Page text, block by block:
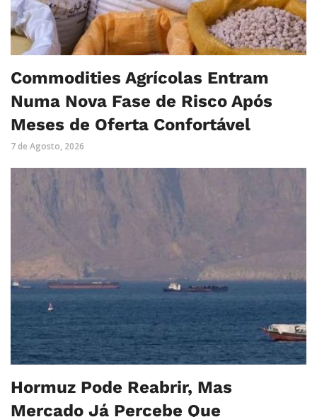
Commodities Agrícolas Entram
Numa Nova Fase de Risco Após
Meses de Oferta Confortável
7 de Agosto, 2026
Hormuz Pode Reabrir, Mas
Mercado Já Percebe Que